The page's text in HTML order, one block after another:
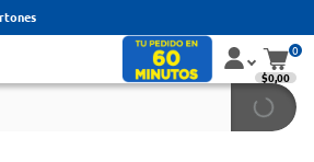
0
$0,00